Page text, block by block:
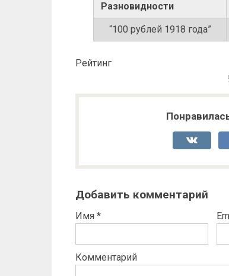
Разновидности
“100 рублей 1918 года”
Рейтинг
Добавить комментарий
Имя *
Комментарий